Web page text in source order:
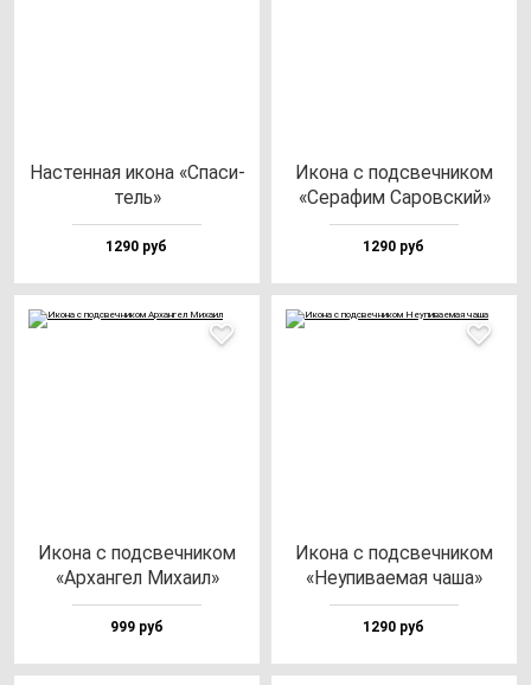
Нас­тен­ная ико­на «Спа­си­
тель»
1290 руб
Ико­на с под­свеч­ни­ком
«Сера­фим Саров­ский»
1290 руб
Ико­на с под­свеч­ни­ком
«Архан­гел Миха­ил»
999 руб
Ико­на с под­свеч­ни­ком
«Неупи­ва­емая ча­ша»
1290 руб